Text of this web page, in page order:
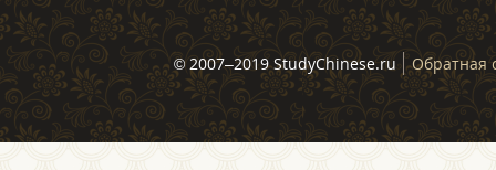
© 2007–2019 StudyChinese.ru Обратная